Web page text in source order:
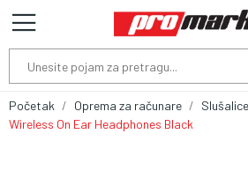
Početak Oprema za računare Slušalice
Wireless On Ear Headphones Black